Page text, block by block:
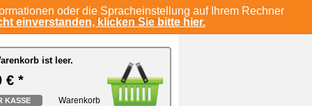
oder die Spracheinstellung auf Ihrem Rechner
einverstanden, klicken Sie bitte hier.
ist leer.
€ *
KASSE Warenkorb
ist leer.
€ *
KASSE Warenkorb
Select Language ▼